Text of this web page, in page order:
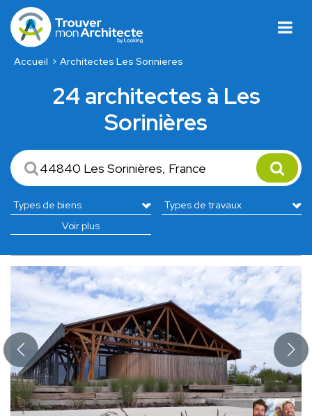
Accueil Architectes Les Sorinieres
24 architectes à Les
Sorinières
Voir plus